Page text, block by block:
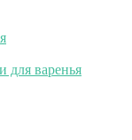
для варенья